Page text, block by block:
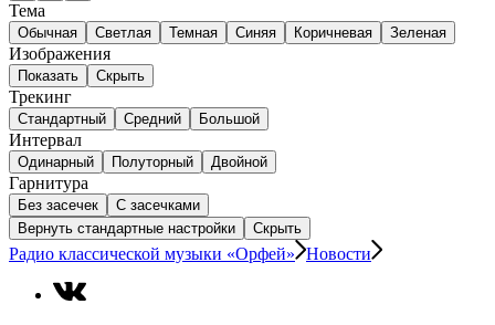
Тема
Обычная Светлая Темная Синяя Коричневая Зеленая
Изображения
Показать Скрыть
Трекинг
Стандартный Средний Большой
Интервал
Одинарный Полуторный Двойной
Гарнитура
Без засечек
С засечками
Вернуть стандартные настройки
Скрыть
Радио классической музыки «Орфей» Новости